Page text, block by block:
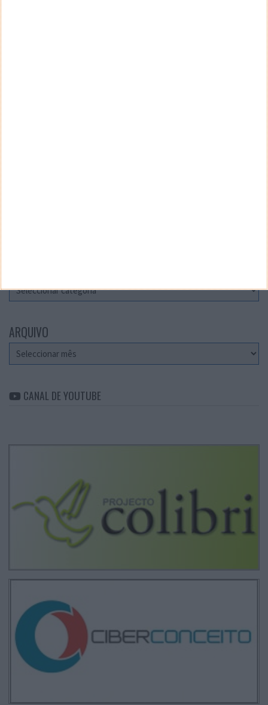
ARQUIVO
Arquivo
CANAL DE YOUTUBE